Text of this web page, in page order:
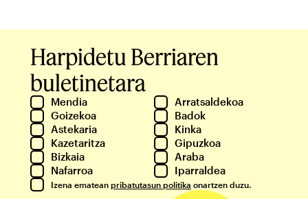
Harpidetu Berriaren
buletinetara
Mendia
Arratsaldekoa
Goizekoa
Badok
Astekaria
Kinka
Kazetaritza
Gipuzkoa
Bizkaia
Araba
Nafarroa
Iparraldea
Izena ematean pribatutasun politika onartzen duzu.